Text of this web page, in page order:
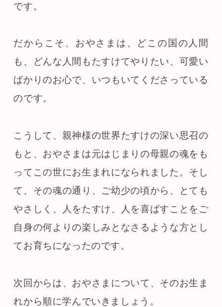
です。
だからこそ、おやさまは、どこの国の人間
も、どんな人間もたすけてやりたい、可愛い
ばかりのお心で、いつもいてくださっている
のです。
こうして、親神様の世界たすけの深い思召の
もと、おやさまは元はじまりの母親の魂をも
ってこの世にお生まれになられました。そし
て、その魂の通り、ご幼少の頃から、とても
やさしく、人をたすけ、人を喜ばすことをご
自身の何よりの楽しみとなさるような方とし
てお育ちになったのです。
次回からは、おやさまについて、そのお生ま
れから順に学んでいきましょう。